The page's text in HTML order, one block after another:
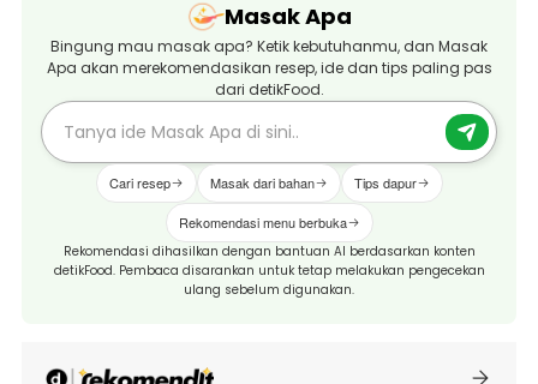
Masak Apa
Bingung mau masak apa? Ketik kebutuhanmu, dan Masak
Apa akan merekomendasikan resep, ide dan tips paling pas
dari detikFood.
Cari resep Masak dari bahan Tips dapur
Rekomendasi menu berbuka
Rekomendasi dihasilkan dengan bantuan AI berdasarkan konten
detikFood. Pembaca disarankan untuk tetap melakukan pengecekan
ulang sebelum digunakan.